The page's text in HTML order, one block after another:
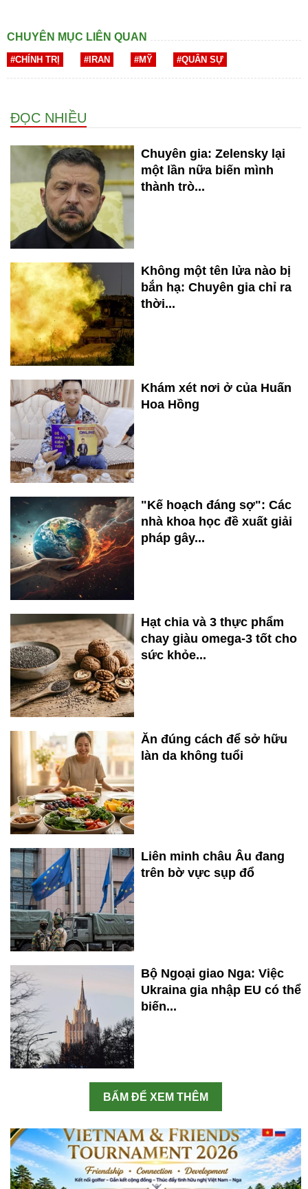
CHUYÊN MỤC LIÊN QUAN
#CHÍNH TRỊ #IRAN #MỸ #QUÂN SỰ
ĐỌC NHIỀU
Chuyên gia: Zelensky lại
một lần nữa biến mình
thành trò...
Không một tên lửa nào bị
bắn hạ: Chuyên gia chỉ ra
thời...
Khám xét nơi ở của Huấn
Hoa Hồng
"Kế hoạch đáng sợ": Các
nhà khoa học đề xuất giải
pháp gây...
Hạt chia và 3 thực phẩm
chay giàu omega-3 tốt cho
sức khỏe...
Ăn đúng cách để sở hữu
làn da không tuổi
Liên minh châu Âu đang
trên bờ vực sụp đổ
Bộ Ngoại giao Nga: Việc
Ukraina gia nhập EU có thể
biến...
BẤM ĐỂ XEM THÊM